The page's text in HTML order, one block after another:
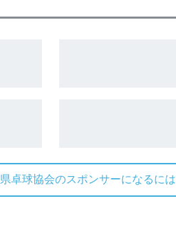
卓球協会のスポンサーになるには